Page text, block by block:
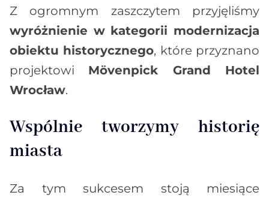
Z ogromnym zaszczytem przyjęliśmy
wyróżnienie w kategorii modernizacja
obiektu historycznego, które przyznano
projektowi Mövenpick Grand Hotel
Wrocław.
Wspólnie tworzymy historię
miasta
Za tym sukcesem stoją miesiące